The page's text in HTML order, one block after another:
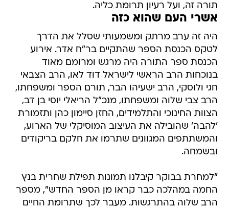
תורה זה, ועל רעיון תרומת כליה.
אשרי העם שהוא כזה
היה זה ערב מרתק ומשמעותי שסלל את הדרך
לטקס הכנסת הספר שהתקיים בר"ח אדר. אירוע
הכנסת ספר התורה היה מרגש ומרומם מאוד
בנוכחות הרב הראשי לישראל דוד לאו, הרב הצבאי
חגי ולוסקי, הרב ישעיהו הבר, תורם הספר ומשפחתו,
הרב צבי שלוה ומשפחתו, מנכ"ל הריאלי יוסי בן דב,
הצוות החינוכי והתלמידים, החזן סיימון כהן ותזמורת
'להבה' שהובילה את העיצוב המוסיקלי של הארוע,
והמשתתפים המגוונים שתרמו את חלקם בריקודים
ובשמחה.
"למחרת בבוקר קיבלנו תמונות תפילת שחרית בנץ
החמה במהלכה כבר קראו מן הספר החדש", מספר
הרב שלוה בהתרגשות. מעבר לכך שתרומת החיים